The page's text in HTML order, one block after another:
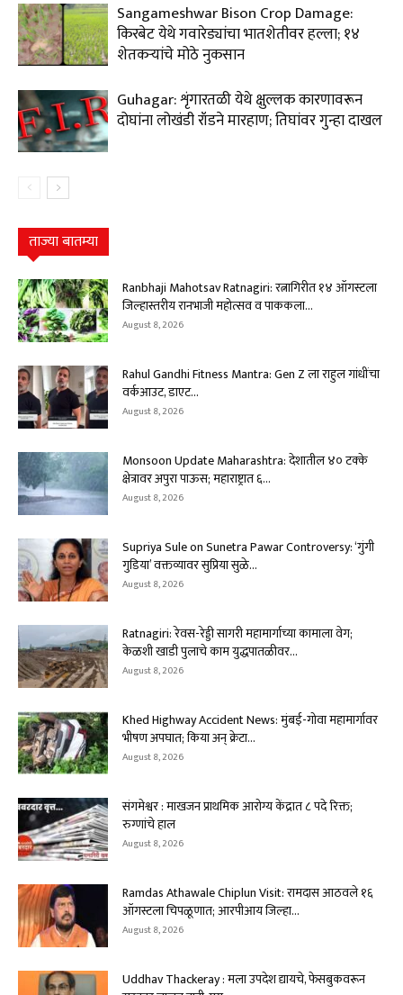
Sangameshwar Bison Crop Damage:
किरबेट येथे गवारेड्यांचा भातशेतीवर हल्ला; १४
शेतकऱ्यांचे मोठे नुकसान
Guhagar: शृंगारतळी येथे क्षुल्लक कारणावरून
दोघांना लोखंडी रॉडने मारहाण; तिघांवर गुन्हा दाखल
ताज्या बातम्या
Ranbhaji Mahotsav Ratnagiri: रत्नागिरीत १४ ऑगस्टला
जिल्हास्तरीय रानभाजी महोत्सव व पाककला...
August 8, 2026
Rahul Gandhi Fitness Mantra: Gen Z ला राहुल गांधींचा
वर्कआउट, डाएट...
August 8, 2026
Monsoon Update Maharashtra: देशातील ४० टक्के
क्षेत्रावर अपुरा पाऊस; महाराष्ट्रात ६...
August 8, 2026
Supriya Sule on Sunetra Pawar Controversy: ‘गुंगी
गुडिया’ वक्तव्यावर सुप्रिया सुळे...
August 8, 2026
Ratnagiri: रेवस-रेड्डी सागरी महामार्गाच्या कामाला वेग;
केळशी खाडी पुलाचे काम युद्धपातळीवर...
August 8, 2026
Khed Highway Accident News: मुंबई-गोवा महामार्गावर
भीषण अपघात; किया अन् क्रेटा...
August 8, 2026
संगमेश्वर : माखजन प्राथमिक आरोग्य केंद्रात ८ पदे रिक्त;
रुग्णांचे हाल
August 8, 2026
Ramdas Athawale Chiplun Visit: रामदास आठवले १६
ऑगस्टला चिपळूणात; आरपीआय जिल्हा...
August 8, 2026
Uddhav Thackeray : मला उपदेश द्यायचे, फेसबुकवरून